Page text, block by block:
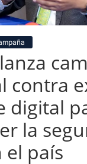
contra
digital
la
el país